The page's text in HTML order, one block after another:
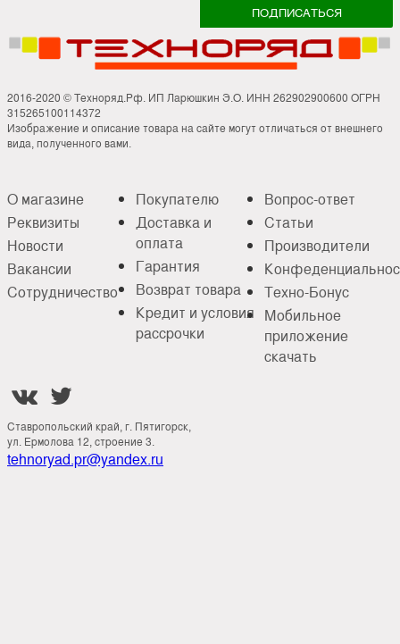
2016-2020 © Техноряд.Рф. ИП Ларюшкин Э.О. ИНН 262902900600 ОГРН
315265100114372
Изображение и описание товара на сайте могут отличаться от внешнего
вида, полученного вами.
О магазине
Реквизиты
Новости
Вакансии
Сотрудничество
Покупателю
Доставка и
оплата
Гарантия
Возврат товара
Кредит и условия
рассрочки
Вопрос-ответ
Статьи
Производители
Техно-Бонус
Мобильное
приложение
скачать
 
Ставропольский край, г. Пятигорск,
ул. Ермолова 12, строение 3.
tehnoryad.pr@yandex.ru